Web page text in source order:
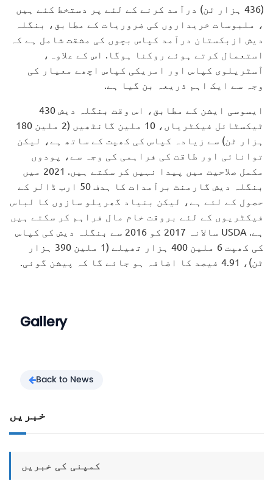
(436 ہزار ٹن) درآمد کرنے کے لئے پر دستخط کئے ہیں
، ملبوسات خریداروں کی ضروریات کے مطابق، بنگلہ
دیش ازبکستان درآمد کپاس بچوں کی مشقت شامل ہے کہ
استعمال کرتے ہوئے روکنا ہوگا. اس کے علاوہ،
آسٹریلوی کپاس اور امریکی کپاس اچھے معیار کی
وجہ سے ایک اہم ذریعہ بن گیا ہے.
ایسوسی ایشن کے مطابق، اس وقت بنگلہ دیش 430
ٹیکسٹائل فیکٹریاں، 10 ملین گانٹھیں (2 ملین 180
ہزار ٹن) سے زیادہ کپاس کی کھپت کے ساتھ ہے، لیکن
توانائی اور طاقت کی فراہمی کی وجہ سے، پودوں
مکمل صلاحیت میں پیدا نہیں کر سکتے ہیں. 2021 میں
بنگلہ دیش گارمنٹ برآمدات کا ہدف 50 ارب ڈالر کے
حصول کے لئے ہے، لیکن بنیاد گھریلو سازوں کا لباس
فیکٹریوں کے لئے بروقت خام مال فراہم کر سکتے ہیں
ہے. USDA سالانہ 2017 کو 2016 سے بنگلہ دیش کی کپاس
کی کھپت 6 ملین 400 ہزار تھیلے (1 ملین 390 ہزار
ٹن)، 4.91 فیصد کا اضافہ ہو جائے گا کہ پیشن گوئی.
Gallery
Back to News
خبریں
کمپنی کی خبریں